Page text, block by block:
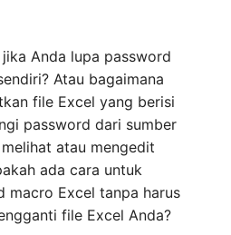
Anda lupa password
Atau bagaimana
file Excel yang berisi
password dari sumber
atau mengedit
ada cara untuk
macro Excel tanpa harus
file Excel Anda?